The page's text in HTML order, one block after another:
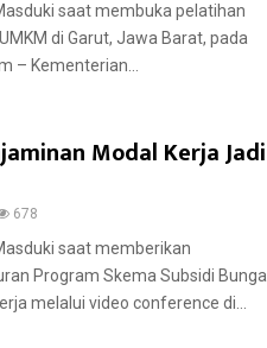
saat membuka pelatihan
di Garut, Jawa Barat, pada
– Kementerian...
Modal Kerja Jadi
678
saat memberikan
Program Skema Subsidi Bunga
melalui video conference di...